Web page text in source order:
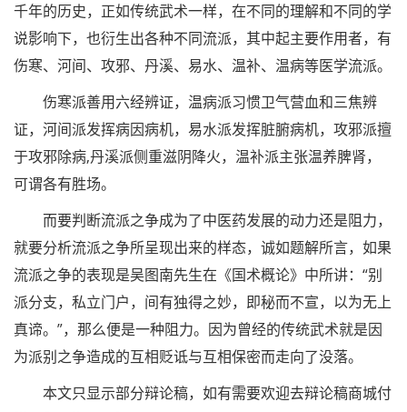
千年的历史，正如传统武术一样，在不同的理解和不同的学
说影响下，也衍生出各种不同流派，其中起主要作用者，有
伤寒、河间、攻邪、丹溪、易水、温补、温病等医学流派。
伤寒派善用六经辨证，温病派习惯卫气营血和三焦辨
证，河间派发挥病因病机，易水派发挥脏腑病机，攻邪派擅
于攻邪除病,丹溪派侧重滋阴降火，温补派主张温养脾肾，
可谓各有胜场。
而要判断流派之争成为了中医药发展的动力还是阻力，
就要分析流派之争所呈现出来的样态，诚如题解所言，如果
流派之争的表现是吴图南先生在《国术概论》中所讲：“别
派分支，私立门户，间有独得之妙，即秘而不宣，以为无上
真谛。”，那么便是一种阻力。因为曾经的传统武术就是因
为派别之争造成的互相贬诋与互相保密而走向了没落。
本文只显示部分辩论稿，如有需要欢迎去辩论稿商城付